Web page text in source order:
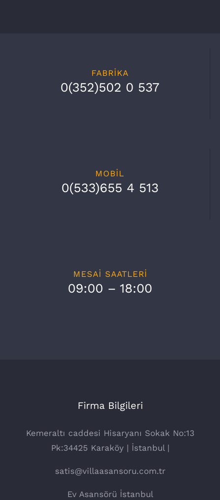
FABRİKA
0(352)502 0 537
MOBİL
0(533)655 4 513
MESAİ SAATLERİ
09:00 – 18:00
Firma Bilgileri
Kemeraltı caddesi Hisaryanı Sokak No:13
Pk:34425 Karaköy | İstanbul |
satis@villaasansoru.com.tr
Ev Asansörü İstanbul